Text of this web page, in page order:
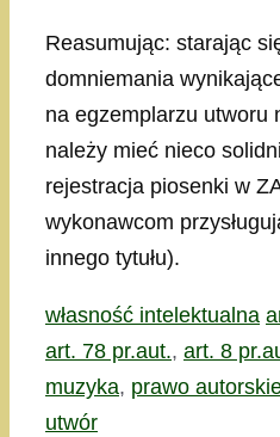
Reasumując: starając
domniemania
na egzemplarzu utworu
należy mieć nieco
rejestracja piosenki w
wykonawcom
innego tytułu).
Kategorie
własność intelektualna
art. 78 pr.aut., art. 8
muzyka, prawo
utwór